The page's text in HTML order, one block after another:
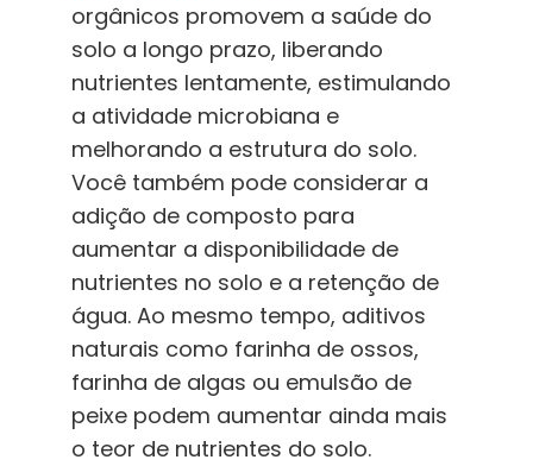
orgânicos promovem a saúde do
solo a longo prazo, liberando
nutrientes lentamente, estimulando
a atividade microbiana e
melhorando a estrutura do solo.
Você também pode considerar a
adição de composto para
aumentar a disponibilidade de
nutrientes no solo e a retenção de
água. Ao mesmo tempo, aditivos
naturais como farinha de ossos,
farinha de algas ou emulsão de
peixe podem aumentar ainda mais
o teor de nutrientes do solo.